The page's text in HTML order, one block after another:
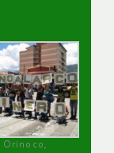
Orinoco,